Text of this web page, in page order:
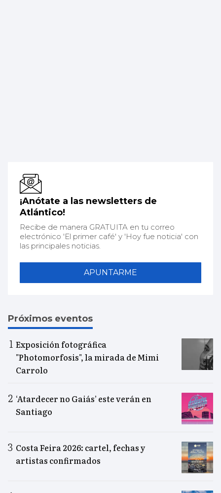
¡Anótate a las newsletters de
Atlántico!
Recibe de manera GRATUITA en tu correo
electrónico 'El primer café' y 'Hoy fue noticia' con
las principales noticias.
APUNTARME
Próximos eventos
Exposición fotográfica
"Photomorfosis", la mirada de Mimi
Carrolo
‘Atardecer no Gaiás’ este verán en
Santiago
Costa Feira 2026: cartel, fechas y
artistas confirmados